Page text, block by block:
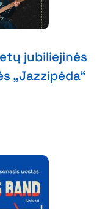
jubiliejinės
„Jazzipėda“